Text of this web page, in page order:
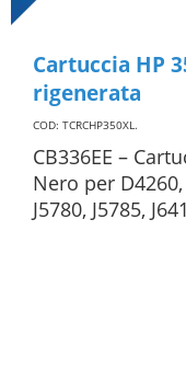
Cartuccia HP
rigenerata
COD: TCRCHP350XL.
CB336EE –
Nero per D4260,
J5780, J5785,